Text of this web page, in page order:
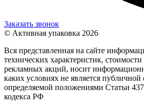
Заказать звонок
© Активная упаковка 2026
Вся представленная на сайте
технических характеристик,
рекламных акций, носит
каких условиях не является публичной
определяемой положениями Статьи
кодекса РФ